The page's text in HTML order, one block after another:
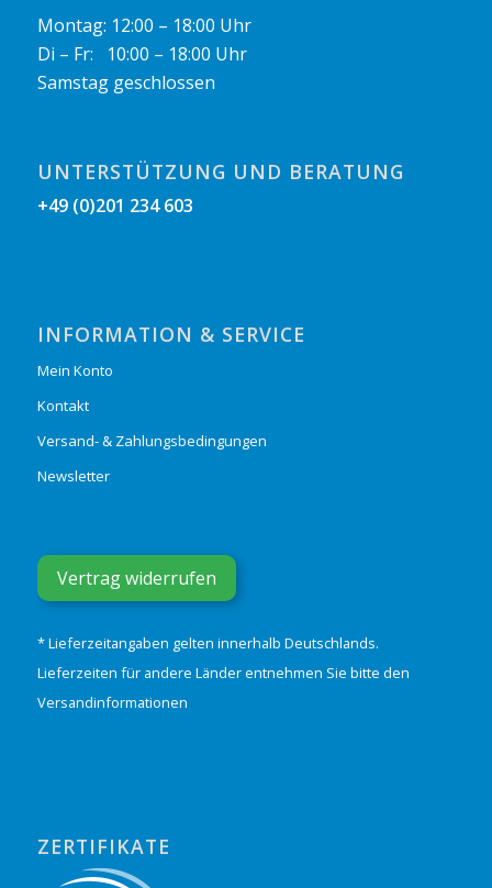
Montag: 12:00 – 18:00 Uhr
Di – Fr: 10:00 – 18:00 Uhr
Samstag geschlossen
UNTERSTÜTZUNG UND BERATUNG
+49 (0)201 234 603
INFORMATION & SERVICE
Mein Konto
Kontakt
Versand- & Zahlungsbedingungen
Newsletter
Vertrag widerrufen
* Lieferzeitangaben gelten innerhalb Deutschlands.
Lieferzeiten für andere Länder entnehmen Sie bitte den
Versandinformationen
ZERTIFIKATE